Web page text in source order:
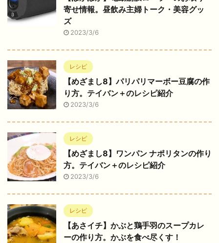
寄せ情報。昼飲み主婦トーク・美容グッ
ズ
2023/3/6
レシピ
【めざまし8】パリパリマーボー豆腐の作
り方。テイバン＋のレシピ紹介
2023/3/6
レシピ
【めざまし8】ワンパン ナポリタンの作り
方。テイバン＋のレシピ紹介
2023/3/6
レシピ
【あさイチ】かぶと鶏手羽のスープカレ
ーの作り方。かぶを食べ尽くす！